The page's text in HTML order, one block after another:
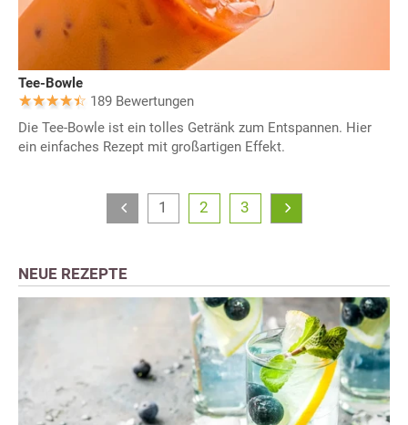
Tee-Bowle
189 Bewertungen
Die Tee-Bowle ist ein tolles Getränk zum Entspannen. Hier
ein einfaches Rezept mit großartigen Effekt.
1 2 3
NEUE REZEPTE